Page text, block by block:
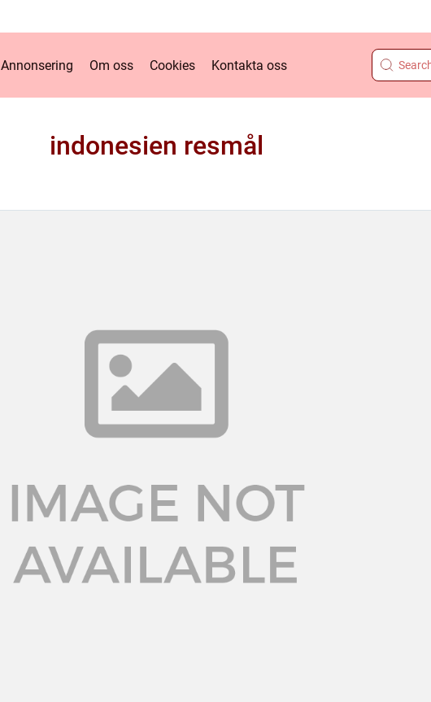
Annonsering Om oss Cookies Kontakta oss
indonesien resmål